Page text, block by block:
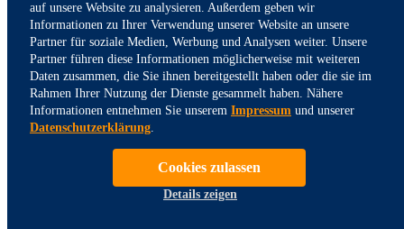
auf unsere Website zu analysieren. Außerdem geben wir
Informationen zu Ihrer Verwendung unserer Website an unsere
Partner für soziale Medien, Werbung und Analysen weiter. Unsere
Partner führen diese Informationen möglicherweise mit weiteren
Daten zusammen, die Sie ihnen bereitgestellt haben oder die sie im
Rahmen Ihrer Nutzung der Dienste gesammelt haben. Nähere
Informationen entnehmen Sie unserem Impressum und unserer
Datenschutzerklärung.
Cookies zulassen
Details zeigen
Nachhaltige Geldanlage
bei der Rendite, Sicherheit und Liquidität um ökologische und
soziale Kriterien ergänzt werden